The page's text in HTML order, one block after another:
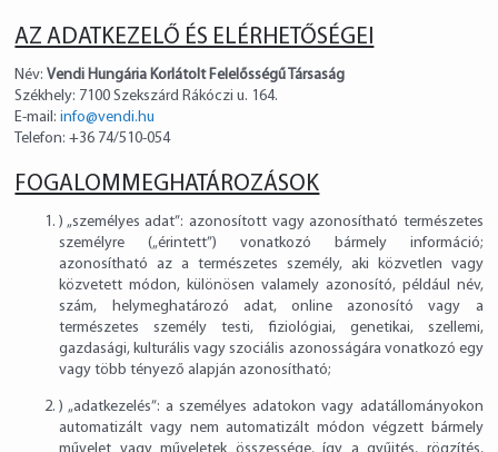
AZ ADATKEZELŐ ÉS ELÉRHETŐSÉGEI
Név:Vendi Hungária Korlátolt Felelősségű Társaság
Székhely: 7100 Szekszárd Rákóczi u. 164.
E-mail:info@vendi.hu
Telefon: +36 74/510-054
FOGALOMMEGHATÁROZÁSOK
) „személyes adat”: azonosított vagy azonosítható természetes
személyre („érintett”) vonatkozó bármely információ;
azonosítható az a természetes személy, aki közvetlen vagy
közvetett módon, különösen valamely azonosító, például név,
szám, helymeghatározó adat, online azonosító vagy a
természetes személy testi, fiziológiai, genetikai, szellemi,
gazdasági, kulturális vagy szociális azonosságára vonatkozó egy
vagy több tényező alapján azonosítható;
) „adatkezelés”: a személyes adatokon vagy adatállományokon
automatizált vagy nem automatizált módon végzett bármely